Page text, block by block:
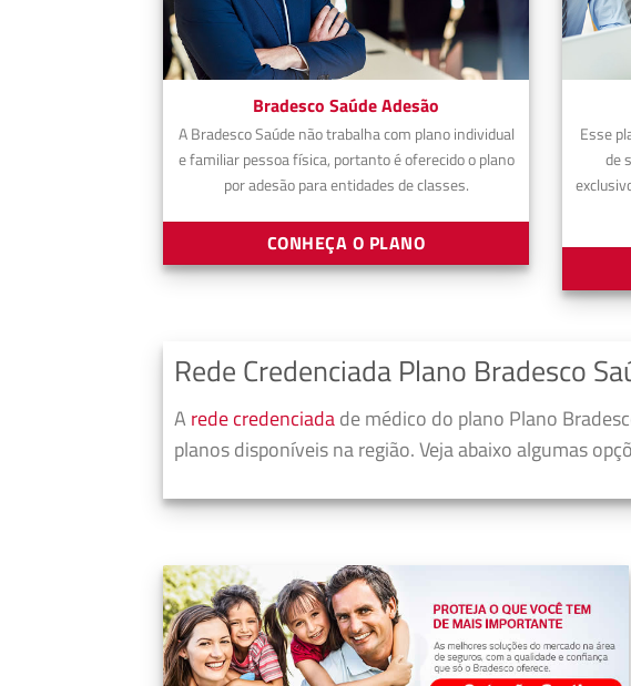
Bradesco Saúde Adesão
A Bradesco Saúde não trabalha com plano individual
e familiar pessoa física, portanto é oferecido o plano
por adesão para entidades de classes.
CONHEÇA O PLANO
Esse
de
Rede Credenciada Plano Bradesco
A rede credenciadade médico do plano Plano
planos disponíveis na região. Veja abaixo algumas